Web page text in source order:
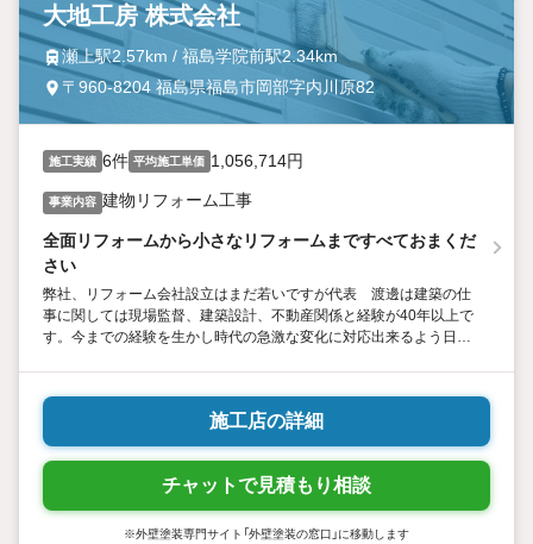
大地工房 株式会社
瀬上駅2.57km / 福島学院前駅2.34km
〒960-8204 福島県福島市岡部字内川原82
施工実績 6件 平均施工単価 1,056,714円
事業内容 建物リフォーム工事
全面リフォームから小さなリフォームまですべておまくだ
さい
弊社、リフォーム会社設立はまだ若いですが代表 渡邊は建築の仕
事に関しては現場監督、建築設計、不動産関係と経験が40年以上で
す。今までの経験を生かし時代の急激な変化に対応出来るよう日々
施工店の詳細
チャットで見積もり相談
※外壁塗装専門サイト「外壁塗装の窓口」に移動します